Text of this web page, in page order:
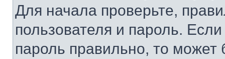
Для начала проверьте,
пользователя и пароль.
пароль правильно, то может